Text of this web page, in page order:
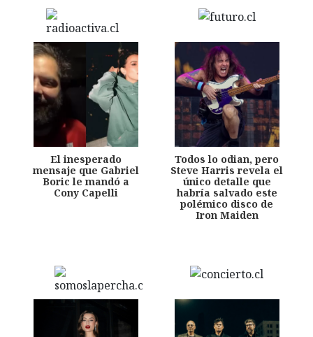
El inesperado
mensaje que Gabriel
Boric le mandó a
Cony Capelli
Todos lo odian, pero
Steve Harris revela el
único detalle que
habría salvado este
polémico disco de
Iron Maiden